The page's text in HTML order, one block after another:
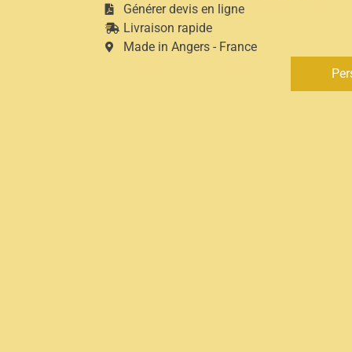
Générer devis en ligne
Livraison rapide
Made in Angers - France